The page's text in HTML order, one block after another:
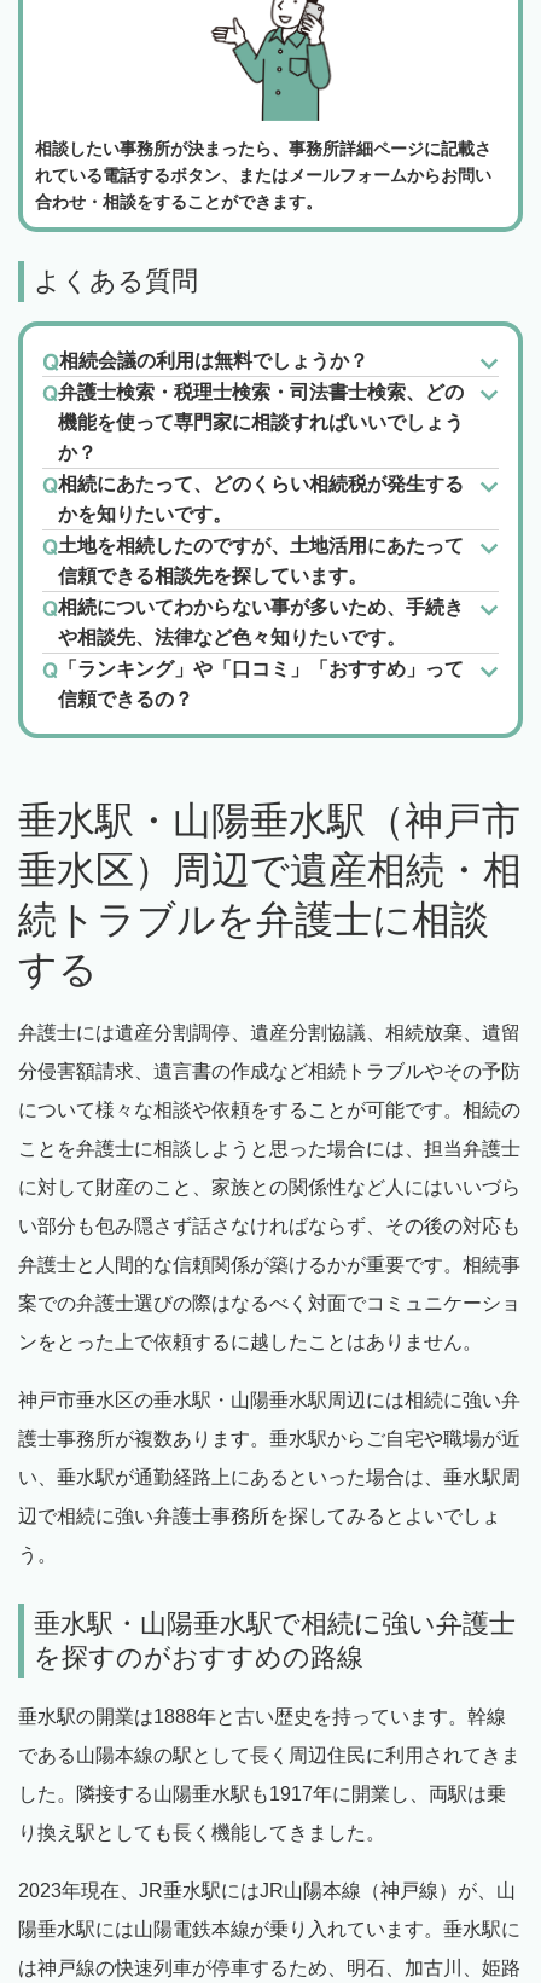
相談したい事務所が決まったら、事務所詳細ページに記載さ
れている電話するボタン、またはメールフォームからお問い
合わせ・相談をすることができます。
よくある質問
相続会議の利用は無料でしょうか？
弁護士検索・税理士検索・司法書士検索、どの
機能を使って専門家に相談すればいいでしょう
か？
相続にあたって、どのくらい相続税が発生する
かを知りたいです。
土地を相続したのですが、土地活用にあたって
信頼できる相談先を探しています。
相続についてわからない事が多いため、手続き
や相談先、法律など色々知りたいです。
「ランキング」や「口コミ」「おすすめ」って
信頼できるの？
垂水駅・山陽垂水駅（神戸市
垂水区）周辺で遺産相続・相
続トラブルを弁護士に相談
する
弁護士には遺産分割調停、遺産分割協議、相続放棄、遺留
分侵害額請求、遺言書の作成など相続トラブルやその予防
について様々な相談や依頼をすることが可能です。相続の
ことを弁護士に相談しようと思った場合には、担当弁護士
に対して財産のこと、家族との関係性など人にはいいづら
い部分も包み隠さず話さなければならず、その後の対応も
弁護士と人間的な信頼関係が築けるかが重要です。相続事
案での弁護士選びの際はなるべく対面でコミュニケーショ
ンをとった上で依頼するに越したことはありません。
神戸市垂水区の垂水駅・山陽垂水駅周辺には相続に強い弁
護士事務所が複数あります。垂水駅からご自宅や職場が近
い、垂水駅が通勤経路上にあるといった場合は、垂水駅周
辺で相続に強い弁護士事務所を探してみるとよいでしょ
う。
垂水駅・山陽垂水駅で相続に強い弁護士
を探すのがおすすめの路線
垂水駅の開業は1888年と古い歴史を持っています。幹線
である山陽本線の駅として長く周辺住民に利用されてきま
した。隣接する山陽垂水駅も1917年に開業し、両駅は乗
り換え駅としても長く機能してきました。
2023年現在、JR垂水駅にはJR山陽本線（神戸線）が、山
陽垂水駅には山陽電鉄本線が乗り入れています。垂水駅に
は神戸線の快速列車が停車するため、明石、加古川、姫路